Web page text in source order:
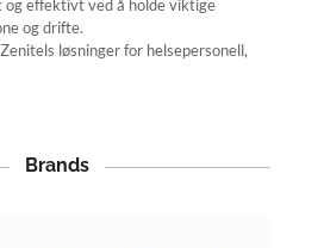
effektivt ved å holde viktige
og drifte.
løsninger for helsepersonell,
Brands